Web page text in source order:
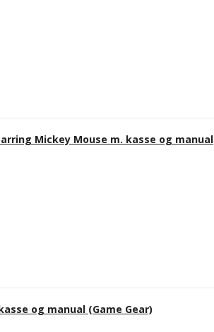
Mickey Mouse m. kasse og manual
og manual (Game Gear)